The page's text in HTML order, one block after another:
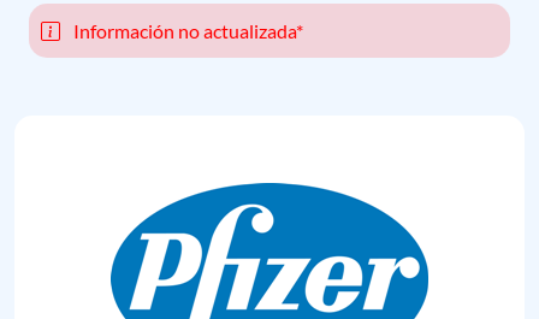
Información no actualizada*